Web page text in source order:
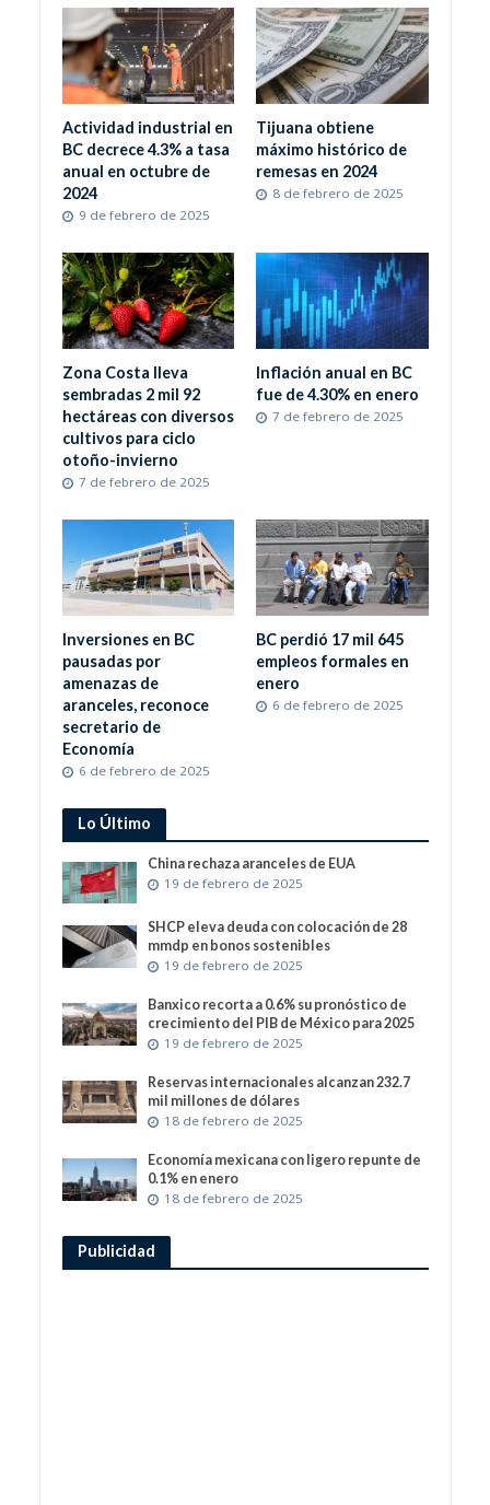
Actividad industrial en
BC decrece 4.3% a tasa
anual en octubre de
2024
9 de febrero de 2025
Tijuana obtiene
máximo histórico de
remesas en 2024
8 de febrero de 2025
Zona Costa lleva
sembradas 2 mil 92
hectáreas con diversos
cultivos para ciclo
otoño-invierno
7 de febrero de 2025
Inflación anual en BC
fue de 4.30% en enero
7 de febrero de 2025
Inversiones en BC
pausadas por
amenazas de
aranceles, reconoce
secretario de
Economía
6 de febrero de 2025
BC perdió 17 mil 645
empleos formales en
enero
6 de febrero de 2025
Lo Último
China rechaza aranceles de EUA
19 de febrero de 2025
SHCP eleva deuda con colocación de 28
mmdp en bonos sostenibles
19 de febrero de 2025
Banxico recorta a 0.6% su pronóstico de
crecimiento del PIB de México para 2025
19 de febrero de 2025
Reservas internacionales alcanzan 232.7
mil millones de dólares
18 de febrero de 2025
Economía mexicana con ligero repunte de
0.1% en enero
18 de febrero de 2025
Publicidad